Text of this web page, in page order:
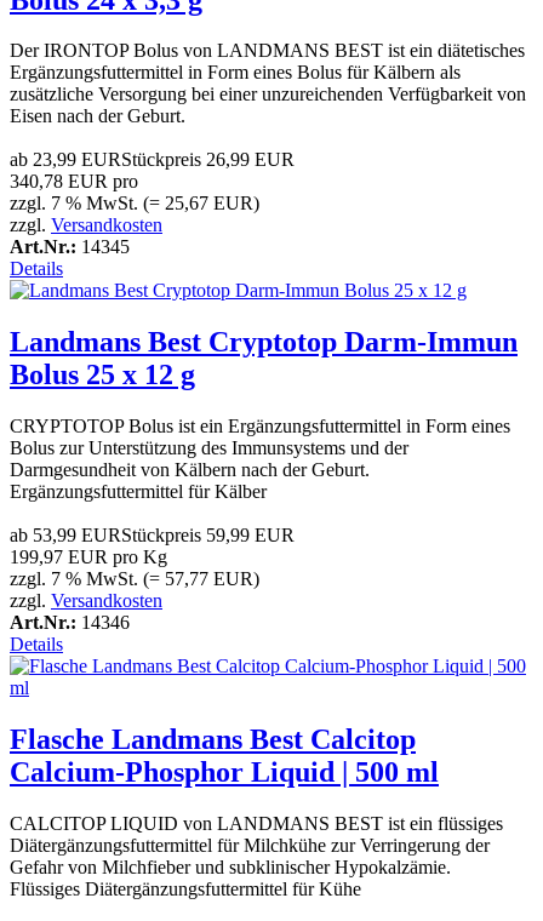
Der IRONTOP Bolus von LANDMANS BEST ist ein diätetisches
Ergänzungsfuttermittel in Form eines Bolus für Kälbern als
zusätzliche Versorgung bei einer unzureichenden Verfügbarkeit von
Eisen nach der Geburt.
ab 23,99 EURStückpreis 26,99 EUR
340,78 EUR pro
zzgl. 7 % MwSt. (= 25,67 EUR)
zzgl. Versandkosten
Art.Nr.: 14345
Details
Landmans Best Cryptotop Darm-Immun
Bolus 25 x 12 g
CRYPTOTOP Bolus ist ein Ergänzungsfuttermittel in Form eines
Bolus zur Unterstützung des Immunsystems und der
Darmgesundheit von Kälbern nach der Geburt.
Ergänzungsfuttermittel für Kälber
ab 53,99 EURStückpreis 59,99 EUR
199,97 EUR pro Kg
zzgl. 7 % MwSt. (= 57,77 EUR)
zzgl. Versandkosten
Art.Nr.: 14346
Details
Flasche Landmans Best Calcitop
Calcium-Phosphor Liquid | 500 ml
CALCITOP LIQUID von LANDMANS BEST ist ein flüssiges
Diätergänzungsfuttermittel für Milchkühe zur Verringerung der
Gefahr von Milchfieber und subklinischer Hypokalzämie.
Flüssiges Diätergänzungsfuttermittel für Kühe